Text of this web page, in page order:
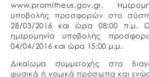
www.promitheus.gov.gr.
υποβολής προσφορών στο
28/03/2016 και ώρα 08:00 π.μ.
ημερομηνία υποβολής
04/04/2016 και ώρα 15:00 μ.μ.
Δικαίωμα συμμετοχής στο
φυσικά ή νομικά πρόσωπα και